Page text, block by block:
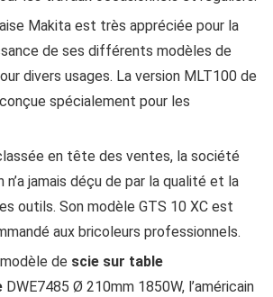
Makita est très appréciée pour la
de ses différents modèles de
divers usages. La version MLT100 de
spécialement pour les
en tête des ventes, la société
n’a jamais déçu de par la qualité et la
outils. Son modèle GTS 10 XC est
aux bricoleurs professionnels.
de scie sur table
DWE7485 Ø 210mm 1850W, l’américain